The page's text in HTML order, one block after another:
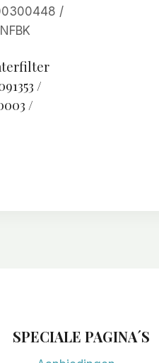
/
/
SPECIALE PAGINA´S